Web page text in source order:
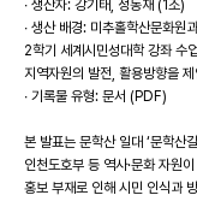
∙ 생산자: 강기태, 정동재 (1조)
∙ 생산 배경: 미추홀학산문화
2학기 세계시민성대학 강좌 수
지역자원의 발전, 활용방향을
∙ 기록물 유형: 문서 (PDF)
본 발표는 문학산 일대 ‘문학산
인천도호부 등 역사·문화 자원
홍보 부재로 인해 시민 인식과